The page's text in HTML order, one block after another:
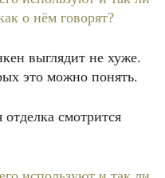
выглядит не хуже.
это можно понять.
смотрится